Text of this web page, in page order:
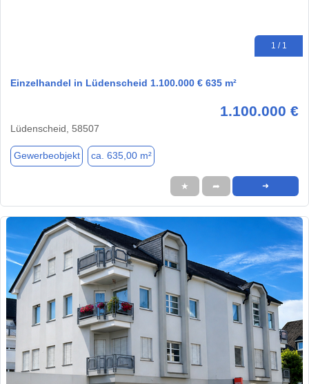
1 / 1
Einzelhandel in Lüdenscheid 1.100.000 € 635 m²
1.100.000 €
Lüdenscheid, 58507
Gewerbeobjekt ca. 635,00 m²
★ ➦ ➜